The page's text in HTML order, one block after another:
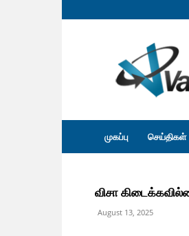
வவுனியா
நெற்
முகப்பு செய்திகள்
விசா
August 13, 2025